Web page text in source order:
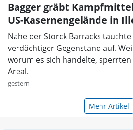
Bagger gräbt
US-Kasernengelände in
Nahe der Storck Barracks
verdächtiger Gegenstand auf.
worum es sich handelte, sperrten
Areal.
gestern
Mehr Artikel